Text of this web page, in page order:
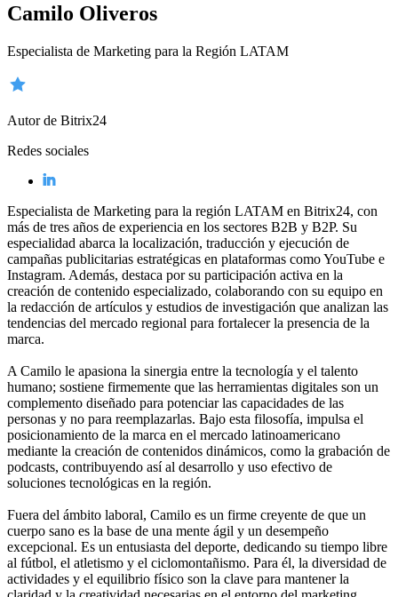
Camilo Oliveros
Especialista de Marketing para la Región LATAM
Autor de Bitrix24
Redes sociales
Especialista de Marketing para la región LATAM en Bitrix24, con
más de tres años de experiencia en los sectores B2B y B2P. Su
especialidad abarca la localización, traducción y ejecución de
campañas publicitarias estratégicas en plataformas como YouTube e
Instagram. Además, destaca por su participación activa en la
creación de contenido especializado, colaborando con su equipo en
la redacción de artículos y estudios de investigación que analizan las
tendencias del mercado regional para fortalecer la presencia de la
marca.
A Camilo le apasiona la sinergia entre la tecnología y el talento
humano; sostiene firmemente que las herramientas digitales son un
complemento diseñado para potenciar las capacidades de las
personas y no para reemplazarlas. Bajo esta filosofía, impulsa el
posicionamiento de la marca en el mercado latinoamericano
mediante la creación de contenidos dinámicos, como la grabación de
podcasts, contribuyendo así al desarrollo y uso efectivo de
soluciones tecnológicas en la región.
Fuera del ámbito laboral, Camilo es un firme creyente de que un
cuerpo sano es la base de una mente ágil y un desempeño
excepcional. Es un entusiasta del deporte, dedicando su tiempo libre
al fútbol, el atletismo y el ciclomontañismo. Para él, la diversidad de
actividades y el equilibrio físico son la clave para mantener la